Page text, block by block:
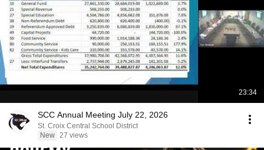
23:34
SCC Annual Meeting July 22, 2026
St. Croix Central School District
New 27 views